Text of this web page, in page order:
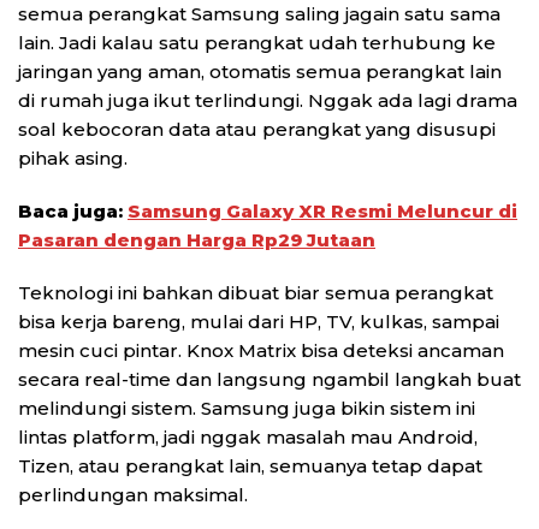
semua perangkat Samsung saling jagain satu sama
lain. Jadi kalau satu perangkat udah terhubung ke
jaringan yang aman, otomatis semua perangkat lain
di rumah juga ikut terlindungi. Nggak ada lagi drama
soal kebocoran data atau perangkat yang disusupi
pihak asing.
Baca juga: Samsung Galaxy XR Resmi Meluncur di
Pasaran dengan Harga Rp29 Jutaan
Teknologi ini bahkan dibuat biar semua perangkat
bisa kerja bareng, mulai dari HP, TV, kulkas, sampai
mesin cuci pintar. Knox Matrix bisa deteksi ancaman
secara real-time dan langsung ngambil langkah buat
melindungi sistem. Samsung juga bikin sistem ini
lintas platform, jadi nggak masalah mau Android,
Tizen, atau perangkat lain, semuanya tetap dapat
perlindungan maksimal.